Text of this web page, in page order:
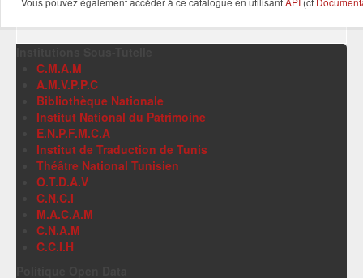
C.M.A.M
A.M.V.P.P.C
Bibliothèque Nationale
Institut National du Patrimoine
E.N.P.F.M.C.A
Institut de Traduction de Tunis
Théâtre National Tunisien
O.T.D.A.V
C.N.C.I
M.A.C.A.M
C.N.A.M
C.C.I.H